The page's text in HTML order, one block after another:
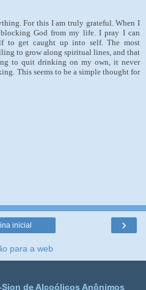
For this I am truly grateful. When I
God from my life. I pray I can
to get caught up into self. The most
to grow along spiritual lines, and that
to quit drinking on my own, it never
This seems to be a simple thought for
›
inicial
para a web
Sion de Alcoólicos Anônimos